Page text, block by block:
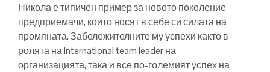
Никола е типичен пример за новото поколение
предприемачи, които носят в себе си силата на
промяната. Забележителните му успехи както в
ролята на International team leader на
организацията, така и все по-големият успех на